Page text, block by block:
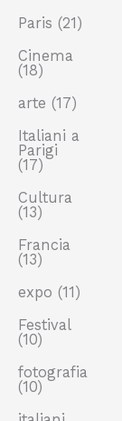
Paris(21)
Cinema
(18)
arte(17)
Italiani a
Parigi
(17)
Cultura
(13)
Francia
(13)
expo(11)
Festival
(10)
fotografia
(10)